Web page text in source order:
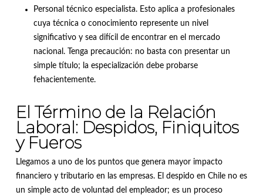
Personal técnico especialista. Esto aplica a profesionales
cuya técnica o conocimiento represente un nivel
significativo y sea difícil de encontrar en el mercado
nacional .
Tenga precaución: no basta con presentar un
simple título; la especialización debe probarse
fehacientemente.
El Término de la Relación
Laboral: Despidos, Finiquitos
y Fueros
Llegamos a uno de los puntos que genera mayor impacto
financiero y tributario en las empresas. El despido en Chile no es
un simple acto de voluntad del empleador; es un proceso